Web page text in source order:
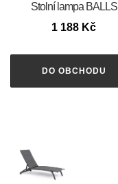
Stolní lampa BALLS
1 188 Kč
DO OBCHODU